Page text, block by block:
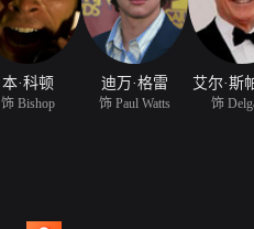
本·科顿
饰 Bishop
迪万·格雷
饰 Paul Watts
艾尔·斯
饰